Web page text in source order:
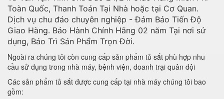
Toàn Quốc, Thanh Toán Tại Nhà hoặc tại Cơ Quan.
Dịch vụ chu đáo chuyên nghiệp - Đảm Bảo Tiến Độ
Giao Hàng. Bảo Hành Chính Hãng 02 năm Tại nơi sử
dụng, Bảo Trì Sản Phẩm Trọn Đời.
Ngoài ra chúng tôi còn cung cấp sản phẩm tủ sắt phù hợp nhu
cầu sử dụng trong nhà máy, bệnh viện, doanh trại quân đội
Các sản phẩm tủ sắt được cung cấp tại nhà máy chúng tôi bao
gồm: